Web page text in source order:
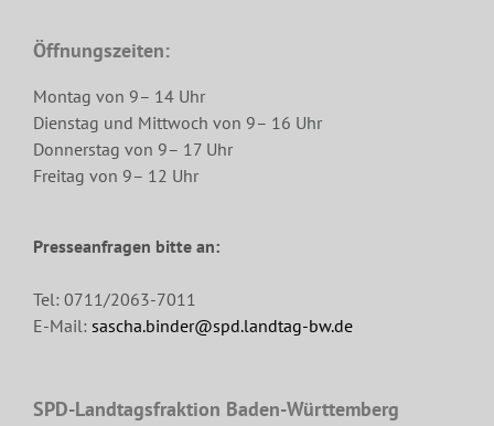
Öffnungszeiten:
Montag von 9– 14 Uhr
Dienstag und Mittwoch von 9– 16 Uhr
Donnerstag von 9– 17 Uhr
Freitag von 9– 12 Uhr
Presseanfragen bitte an:
Tel: 0711/2063-7011
E-Mail: sascha.binder@spd.landtag-bw.de
SPD-Landtagsfraktion Baden-Württemberg